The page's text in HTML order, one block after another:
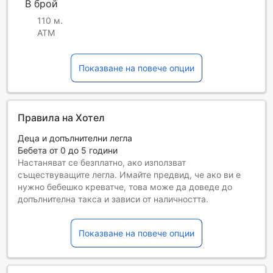
В брой
110 м.
ATM
Показване на повече опции
Правила на Хотел
Деца и допълнителни легла
Бебета от 0 до 5 години
Настаняват се безплатно, ако използват
съществуващите легла. Имайте предвид, че ако ви е
нужно бебешко креватче, това може да доведе до
допълнителна такса и зависи от наличността.
Необходимо е да използват съществуващите легла
Гостите, навършили {0} години, се считат за възрастни
Възможността за допълнителни легла зависи от
избрания тип стая. За повече информация вижте
Показване на повече опции